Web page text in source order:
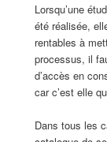
Lorsqu’une
été réalisée,
rentables à
processus, il
d’accès en
car c’est elle
Dans tous les